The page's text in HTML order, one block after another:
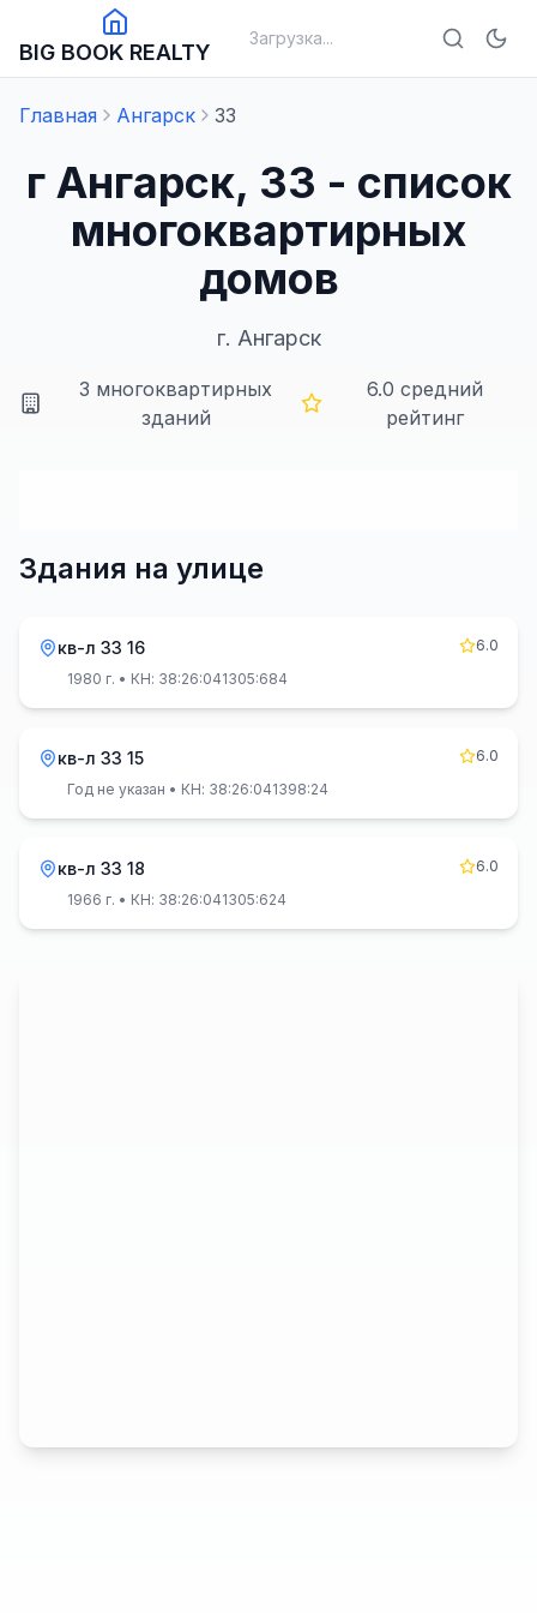
BIG BOOK REALTY
Загрузка...
Главная Ангарск 33
г Ангарск, 33 - список
многоквартирных
домов
г. Ангарск
3 многоквартирных
зданий
6.0 средний
рейтинг
Здания на улице
кв-л 33 16
6.0
1980 г. • КН: 38:26:041305:684
кв-л 33 15
6.0
Год не указан • КН: 38:26:041398:24
кв-л 33 18
6.0
1966 г. • КН: 38:26:041305:624